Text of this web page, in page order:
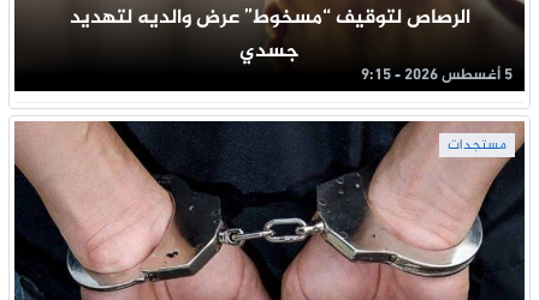
الرصاص لتوقيف “مسخوط” عرض والديه لتهديد
جسدي
5 أغسطس 2026 - 9:15
مستجدات